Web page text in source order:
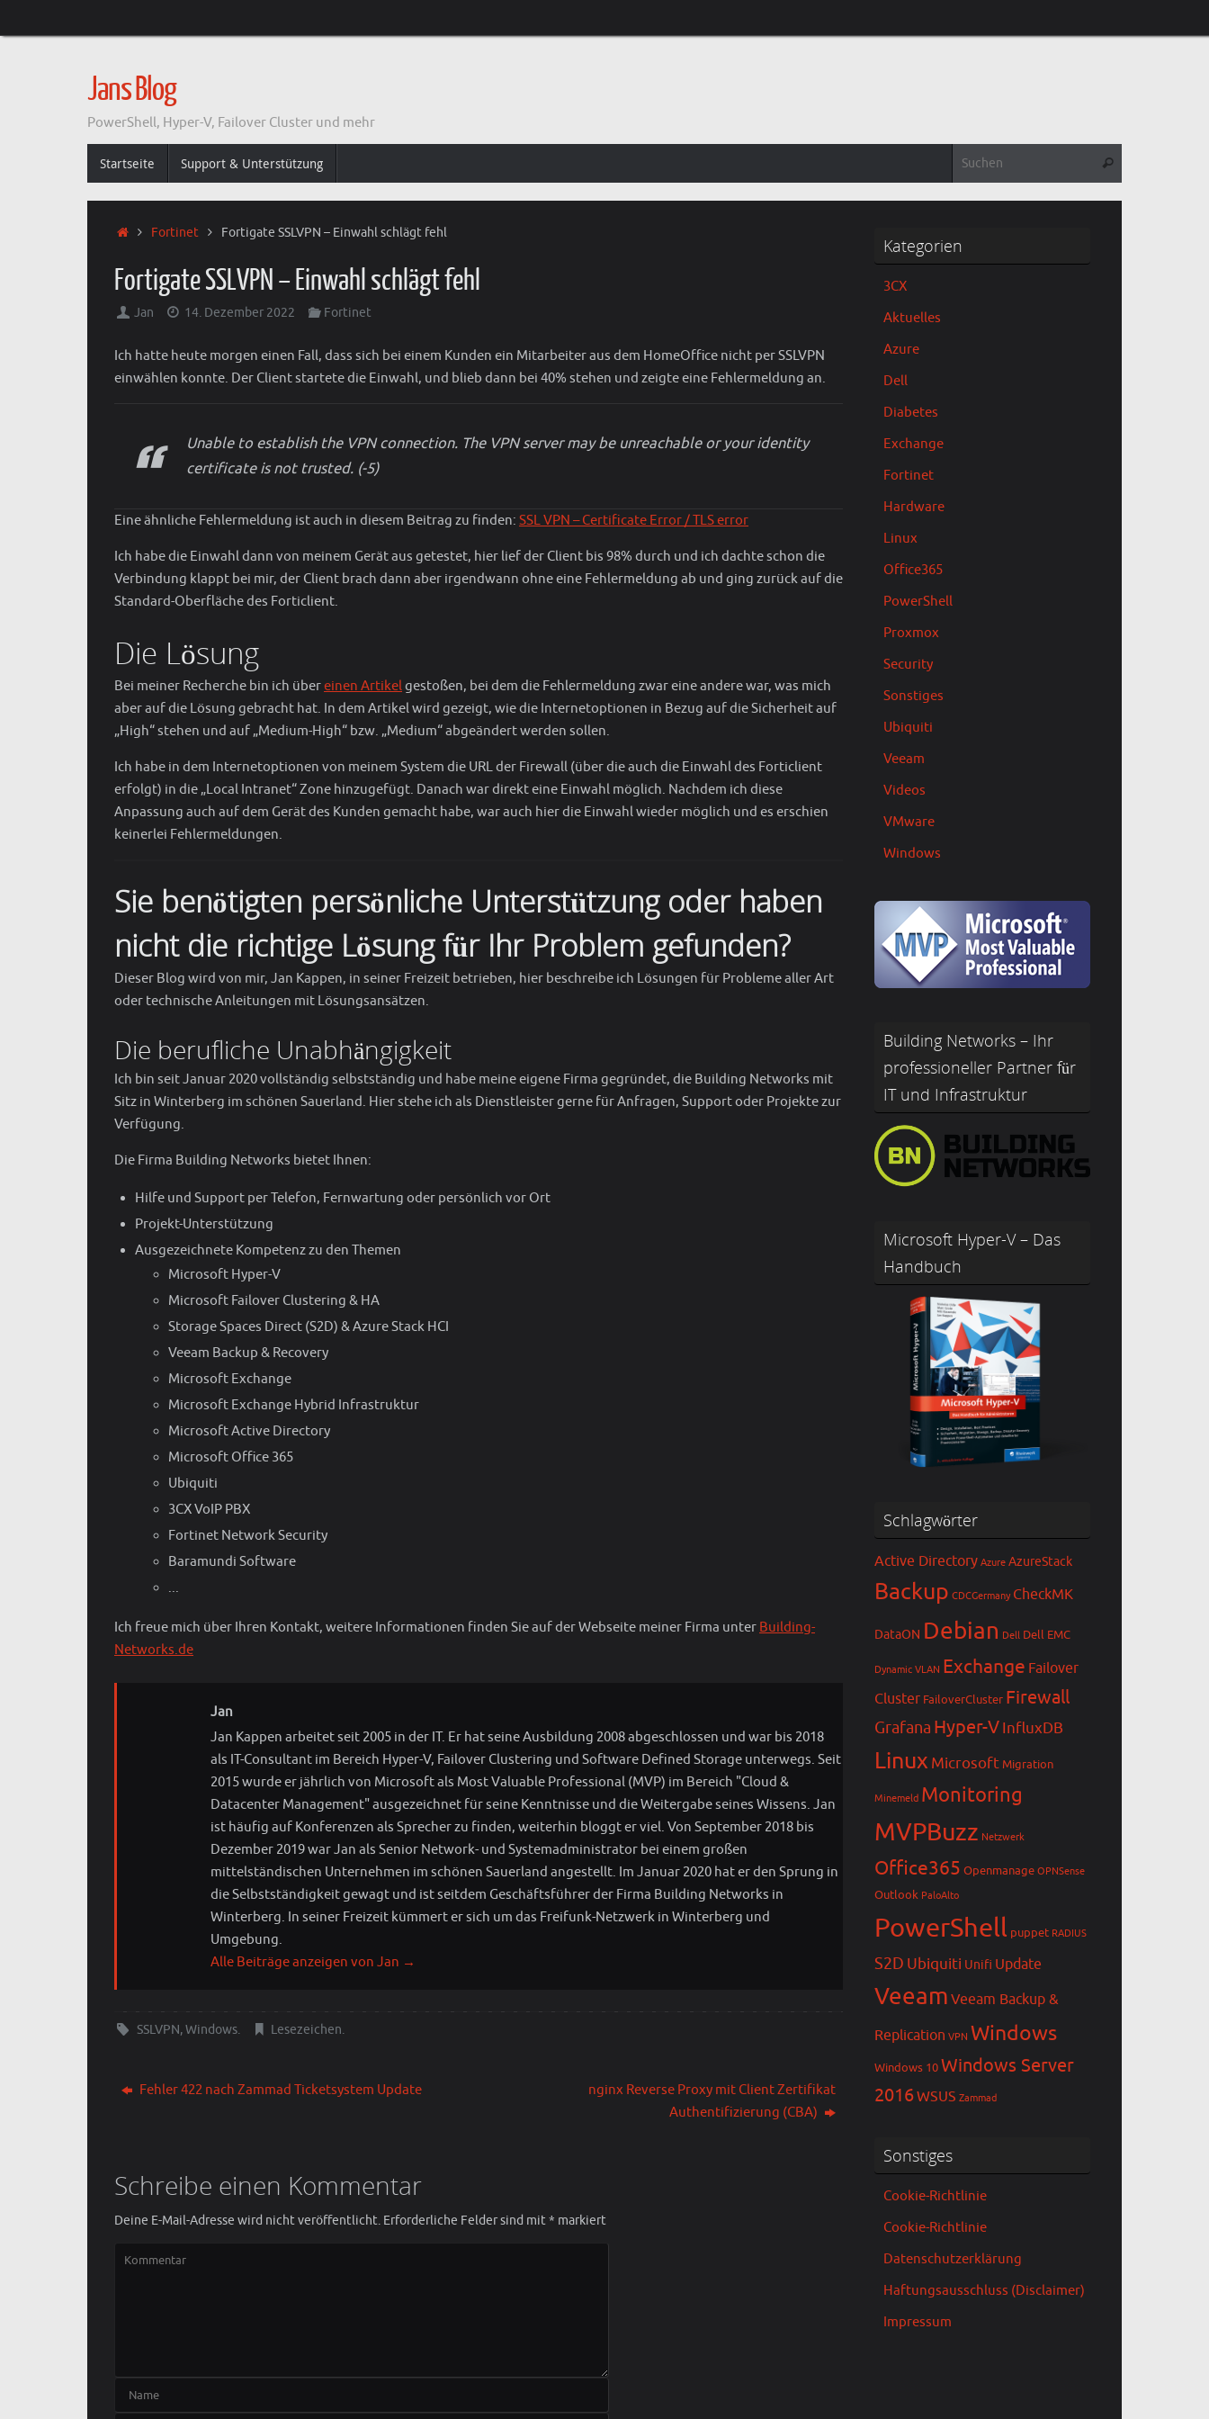
Inhalt
Jans Blog
PowerShell, Hyper-V, Failover Cluster und mehr
Inhalt
Startseite Support & Unterstützung Suchen
StartFortinet Fortigate SSLVPN – Einwahl schlägt fehl
Fortigate SSLVPN – Einwahl schlägt fehl
Jan 14. Dezember 2022 Fortinet
Ich hatte heute morgen einen Fall, dass sich bei einem Kunden ein Mitarbeiter aus dem HomeOffice nicht per SSLVPN
einwählen konnte. Der Client startete die Einwahl, und blieb dann bei 40% stehen und zeigte eine Fehlermeldung an.
Unable to establish the VPN connection. The VPN server may be unreachable or your identity
certificate is not trusted. (-5)
Eine ähnliche Fehlermeldung ist auch in diesem Beitrag zu finden: SSL VPN – Certificate Error / TLS error
Ich habe die Einwahl dann von meinem Gerät aus getestet, hier lief der Client bis 98% durch und ich dachte schon die
Verbindung klappt bei mir, der Client brach dann aber irgendwann ohne eine Fehlermeldung ab und ging zurück auf die
Standard-Oberfläche des Forticlient.
Die Lösung
Bei meiner Recherche bin ich übereinen Artikelgestoßen, bei dem die Fehlermeldung zwar eine andere war, was mich
aber auf die Lösung gebracht hat. In dem Artikel wird gezeigt, wie die Internetoptionen in Bezug auf die Sicherheit auf
„High“ stehen und auf „Medium-High“ bzw. „Medium“ abgeändert werden sollen.
Ich habe in dem Internetoptionen von meinem System die URL der Firewall (über die auch die Einwahl des Forticlient
erfolgt) in die „Local Intranet“ Zone hinzugefügt. Danach war direkt eine Einwahl möglich. Nachdem ich diese
Anpassung auch auf dem Gerät des Kunden gemacht habe, war auch hier die Einwahl wieder möglich und es erschien
keinerlei Fehlermeldungen.
Sie benötigten persönliche Unterstützung oder haben
nicht die richtige Lösung für Ihr Problem gefunden?
Dieser Blog wird von mir, Jan Kappen, in seiner Freizeit betrieben, hier beschreibe ich Lösungen für Probleme aller Art
oder technische Anleitungen mit Lösungsansätzen.
Die berufliche Unabhängigkeit
Ich bin seit Januar 2020 vollständig selbstständig und habe meine eigene Firma gegründet, die Building Networks mit
Sitz in Winterberg im schönen Sauerland. Hier stehe ich als Dienstleister gerne für Anfragen, Support oder Projekte zur
Verfügung.
Die Firma Building Networks bietet Ihnen:
Hilfe und Support per Telefon, Fernwartung oder persönlich vor Ort
Projekt-Unterstützung
Ausgezeichnete Kompetenz zu den Themen
Microsoft Hyper-V
Microsoft Failover Clustering & HA
Storage Spaces Direct (S2D) & Azure Stack HCI
Veeam Backup & Recovery
Microsoft Exchange
Microsoft Exchange Hybrid Infrastruktur
Microsoft Active Directory
Microsoft Office 365
Ubiquiti
3CX VoIP PBX
Fortinet Network Security
Baramundi Software
...
Ich freue mich über Ihren Kontakt, weitere Informationen finden Sie auf der Webseite meiner Firma unter Building-
Networks.de
Jan
Jan Kappen arbeitet seit 2005 in der IT. Er hat seine Ausbildung 2008 abgeschlossen und war bis 2018
als IT-Consultant im Bereich Hyper-V, Failover Clustering und Software Defined Storage unterwegs. Seit
2015 wurde er jährlich von Microsoft als Most Valuable Professional (MVP) im Bereich "Cloud &
Datacenter Management" ausgezeichnet für seine Kenntnisse und die Weitergabe seines Wissens. Jan
ist häufig auf Konferenzen als Sprecher zu finden, weiterhin bloggt er viel. Von September 2018 bis
Dezember 2019 war Jan als Senior Network- und Systemadministrator bei einem großen
mittelständischen Unternehmen im schönen Sauerland angestellt. Im Januar 2020 hat er den Sprung in
die Selbstständigkeit gewagt und ist seitdem Geschäftsführer der Firma Building Networks in
Winterberg. In seiner Freizeit kümmert er sich um das Freifunk-Netzwerk in Winterberg und
Umgebung.
Alle Beiträge anzeigen von Jan →
SSLVPN,Windows. Lesezeichen.
Fehler 422 nach Zammad Ticketsystem Update
nginx Reverse Proxy mit Client Zertifikat
Authentifizierung (CBA)
Schreibe einen Kommentar
Deine E-Mail-Adresse wird nicht veröffentlicht. Erforderliche Felder sind mit* markiert
Kategorien
3CX
Aktuelles
Azure
Dell
Diabetes
Exchange
Fortinet
Hardware
Linux
Office365
PowerShell
Proxmox
Security
Sonstiges
Ubiquiti
Veeam
Videos
VMware
Windows
Building Networks – Ihr
professioneller Partner für
IT und Infrastruktur
Microsoft Hyper-V – Das
Handbuch
Schlagwörter
Active Directory Azure AzureStack
Backup CDCGermany CheckMK
DataON Debian Dell Dell EMC
Dynamic VLAN Exchange Failover
Cluster FailoverCluster Firewall
Grafana Hyper-VInfluxDB
Linux Microsoft Migration
Minemeld Monitoring
MVPBuzz Netzwerk
Office365 Openmanage OPNSense
Outlook PaloAlto
PowerShell puppet RADIUS
S2D Ubiquiti Unifi Update
Veeam Veeam Backup &
Replication VPN Windows
Windows 10Windows Server
2016WSUS Zammad
Sonstiges
Cookie-Richtlinie
Cookie-Richtlinie
Datenschutzerklärung
Haftungsausschluss (Disclaimer)
Impressum